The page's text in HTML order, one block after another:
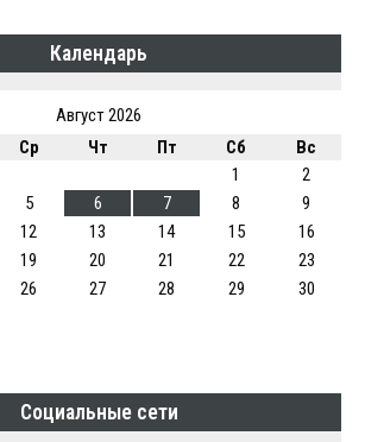
Календарь
Август 2026
Ср Чт Пт Сб
Вс
1
2
5 6 7 8
9
12 13 14 15
16
19 20 21 22
23
26 27 28 29
30
Социальные сети